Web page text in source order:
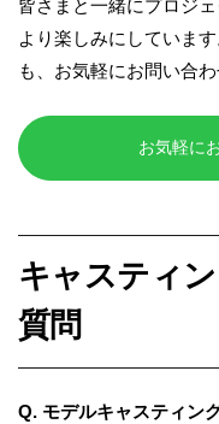
皆さまと一緒にプロジ
より楽しみにしていま
も、お気軽にお問い合わ
お気軽に
キャスティ
質問
Q. モデルキャスティン